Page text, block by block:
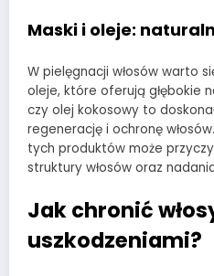
Maski i oleje:
W pielęgnacji włosów warto
oleje, które oferują głębokie
czy olej kokosowy to
regenerację i ochronę
tych produktów może
struktury włosów oraz
Jak chronić
uszkodzeniami?